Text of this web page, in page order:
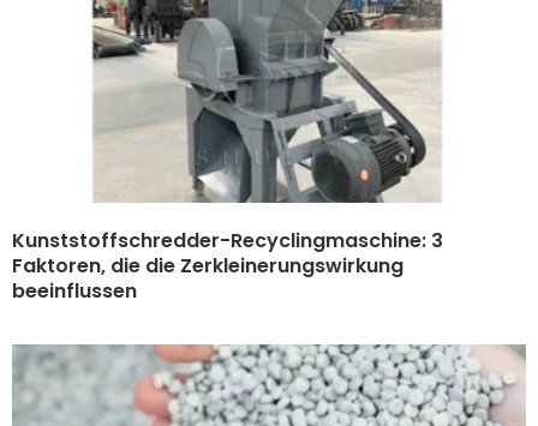
Kunststoffschredder-Recyclingmaschine: 3
Faktoren, die die Zerkleinerungswirkung
beeinflussen